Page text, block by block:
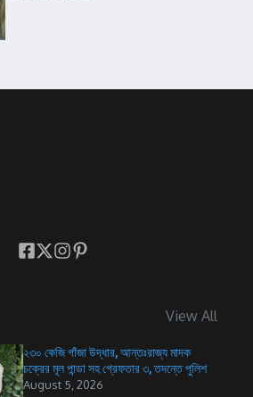
View All
২৩০ কেজি গাঁজা উদ্ধার, আন্তঃরাজ্য মাদক
চক্রের মূল পান্ডা সহ গ্রেফতার ৩, তদন্তে পুলিশ
August 5, 2026